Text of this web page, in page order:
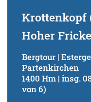
Krottenkopf
Hoher
Bergtour |
Partenkirchen
1400 Hm | insg.
von 6)